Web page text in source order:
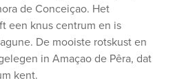
de Conceiçao. Het
een knus centrum en is
De mooiste rotskust en
in Amaçao de Pêra, dat
kent.